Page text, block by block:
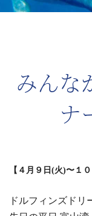
みんな
ナ
【４月９日(火)〜１
ドルフィンズドリ